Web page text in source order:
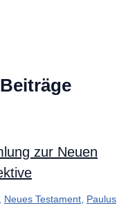
zur Neuen
Neues Testament, Paulus